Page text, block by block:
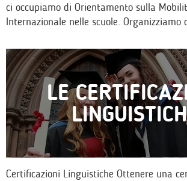
ci occupiamo di Orientamento sulla
Internazionale nelle scuole.
LE
Certificazioni Linguistiche Ottenere una